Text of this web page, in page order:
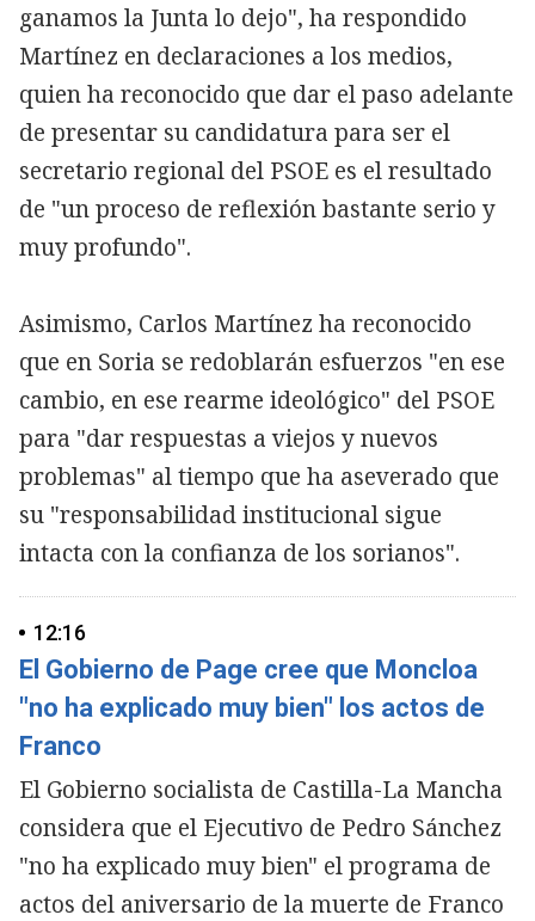
ganamos la Junta lo dejo", ha respondido
Martínez en declaraciones a los medios,
quien ha reconocido que dar el paso adelante
de presentar su candidatura para ser el
secretario regional del PSOE es el resultado
de "un proceso de reflexión bastante serio y
muy profundo".
Asimismo, Carlos Martínez ha reconocido
que en Soria se redoblarán esfuerzos "en ese
cambio, en ese rearme ideológico" del PSOE
para "dar respuestas a viejos y nuevos
problemas" al tiempo que ha aseverado que
su "responsabilidad institucional sigue
intacta con la confianza de los sorianos".
12:16
El Gobierno de Page cree que Moncloa
"no ha explicado muy bien" los actos de
Franco
El Gobierno socialista de Castilla-La Mancha
considera que el Ejecutivo de Pedro Sánchez
"no ha explicado muy bien" el programa de
actos del aniversario de la muerte de Franco